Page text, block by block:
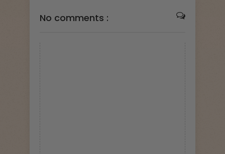
No comments :